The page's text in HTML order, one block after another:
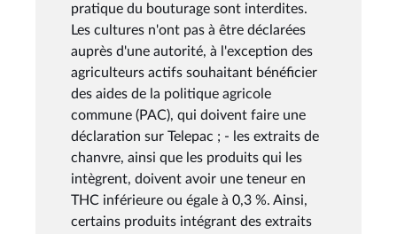
pratique du bouturage sont interdites.
Les cultures n'ont pas à être déclarées
auprès d'une autorité, à l'exception des
agriculteurs actifs souhaitant bénéficier
des aides de la politique agricole
commune (PAC), qui doivent faire une
déclaration sur Telepac ; - les extraits de
chanvre, ainsi que les produits qui les
intègrent, doivent avoir une teneur en
THC inférieure ou égale à 0,3 %. Ainsi,
certains produits intégrant des extraits